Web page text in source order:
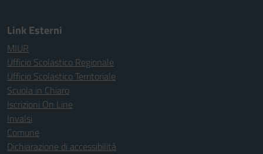
Link Esterni
MIUR
Ufficio Scolastico Regionale
Ufficio Scolastico Territoriale
Scuola in Chiaro
Iscrizioni On Line
Invalsi
Comune
Dichiarazione di accessibilità